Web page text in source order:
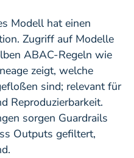
Modell hat einen
Zugriff auf Modelle
ABAC-Regeln wie
zeigt, welche
sind; relevant für
Reproduzierbarkeit.
sorgen Guardrails
Outputs gefiltert,